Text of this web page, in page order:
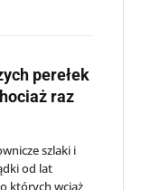
perełek
raz
szlaki i
od lat
których wciąż